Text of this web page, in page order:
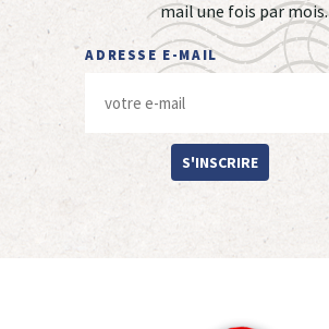
mail une fois par mois.
ADRESSE E-MAIL
S'INSCRIRE